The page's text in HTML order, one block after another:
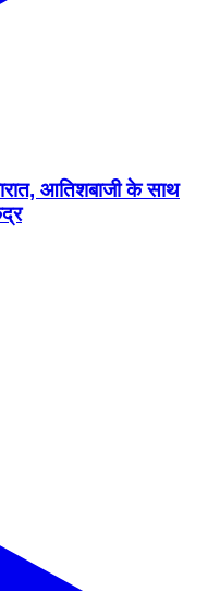
आतिशबाजी के साथ